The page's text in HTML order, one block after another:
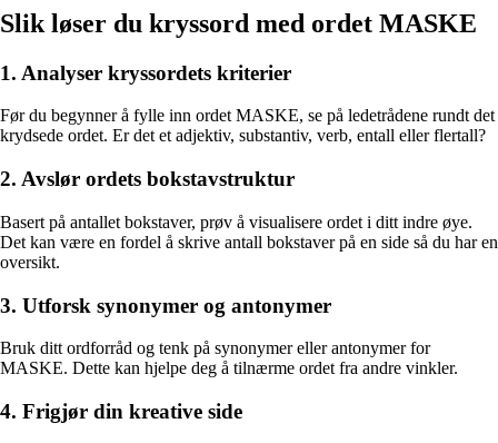
Slik løser du kryssord med ordet MASKE
1. Analyser kryssordets kriterier
Før du begynner å fylle inn ordet MASKE, se på ledetrådene rundt det
krydsede ordet. Er det et adjektiv, substantiv, verb, entall eller flertall?
2. Avslør ordets bokstavstruktur
Basert på antallet bokstaver, prøv å visualisere ordet i ditt indre øye.
Det kan være en fordel å skrive antall bokstaver på en side så du har en
oversikt.
3. Utforsk synonymer og antonymer
Bruk ditt ordforråd og tenk på synonymer eller antonymer for
MASKE. Dette kan hjelpe deg å tilnærme ordet fra andre vinkler.
4. Frigjør din kreative side